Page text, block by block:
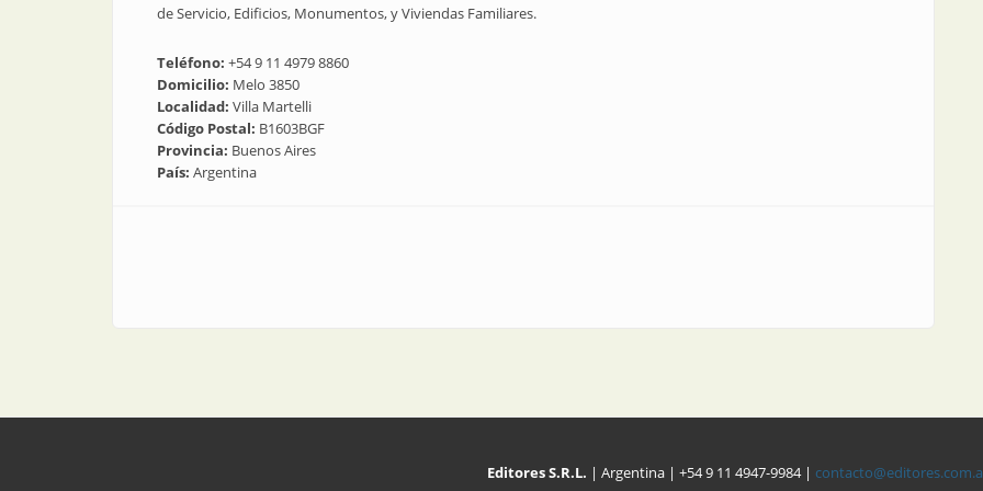
de Servicio, Edificios, Monumentos, y Viviendas Familiares.
Teléfono: +54 9 11 4979 8860
Domicilio: Melo 3850
Localidad: Villa Martelli
Código Postal: B1603BGF
Provincia: Buenos Aires
País: Argentina
Editores S.R.L. | Argentina | +54 9 11 4947-9984 |